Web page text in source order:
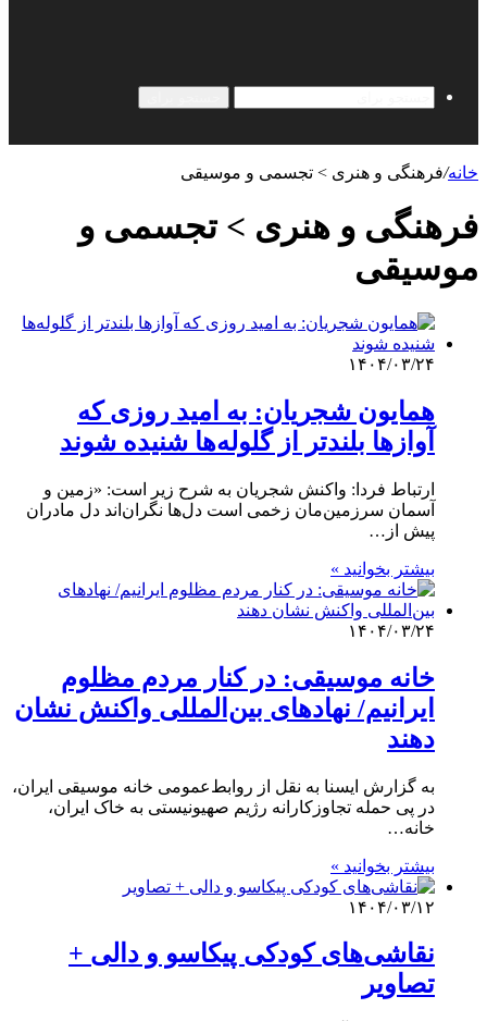
خانه/فرهنگی و هنری > تجسمی و موسیقی
فرهنگی و هنری > تجسمی و
موسیقی
۱۴۰۴/۰۳/۲۴
همایون شجریان: به امید روزی که
آوازها بلندتر از گلوله‌ها شنیده شوند
ارتباط فردا: واکنش شجریان به شرح زیر است: «زمین و
آسمان سرزمین‌مان زخمی است دل‌ها نگران‌اند دل مادران
پیش از…
بیشتر بخوانید »
۱۴۰۴/۰۳/۲۴
خانه موسیقی: در کنار مردم مظلوم
ایرانیم/ نهادهای بین‌المللی واکنش نشان
دهند
به گزارش ایسنا به نقل از روابط‌عمومی خانه موسیقی ایران،
در پی حمله تجاوزکارانه رژیم صهیونیستی به خاک ایران،
خانه…
بیشتر بخوانید »
۱۴۰۴/۰۳/۱۲
نقاشی‌های کودکی پیکاسو و دالی +
تصاویر